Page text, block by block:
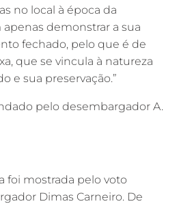
no local à época da
demonstrar a sua
fechado, pelo que é de
que se vincula à natureza
e sua preservação.”
pelo desembargador A.
foi mostrada pelo voto
Dimas Carneiro. De